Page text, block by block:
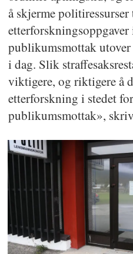
å skjerme
etterforskningsoppgaver
publikumsmottak
i dag. Slik
viktigere, og riktigere å
etterforskning i stedet
publikumsmottak»,